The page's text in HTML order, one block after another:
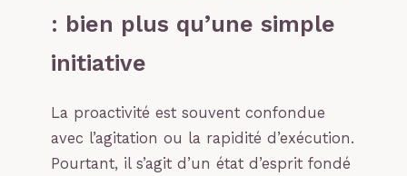
: bien plus qu’une simple
initiative
La proactivité est souvent confondue
avec l’agitation ou la rapidité d’exécution.
Pourtant, il s’agit d’un état d’esprit fondé